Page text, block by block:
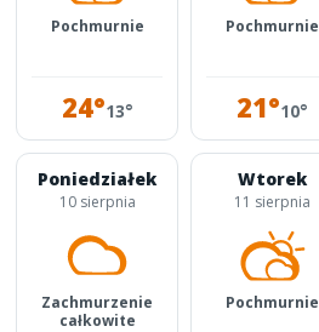
Pochmurnie
24°13°
Pochmurnie
21°10°
Poniedziałek
10 sierpnia
Zachmurzenie
całkowite
Wtorek
11 sierpnia
Pochmurnie